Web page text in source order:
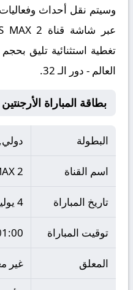
​وسيتم نقل أحداث
تغطية استثنائية تليق
العالم - دور الـ 32.
بطاقة المباراة الأرجنتين Vs الرأس الأخضر
البطولة دولي,
اسم القناة 2
تاريخ المباراة 4 يوليو 2026
توقيت المباراة 01:00 بتوقيت
المعلق غير